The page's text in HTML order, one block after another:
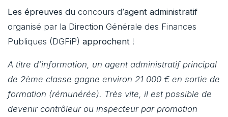
Les épreuves du concours d’agent administratif
organisé par la Direction Générale des Finances
Publiques (DGFiP) approchent !
A titre d’information, un agent administratif principal
de 2ème classe gagne environ 21 000 € en sortie de
formation (rémunérée). Très vite, il est possible de
devenir contrôleur ou inspecteur par promotion